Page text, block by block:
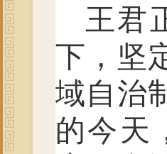
王君
下，坚
域自治
的今天